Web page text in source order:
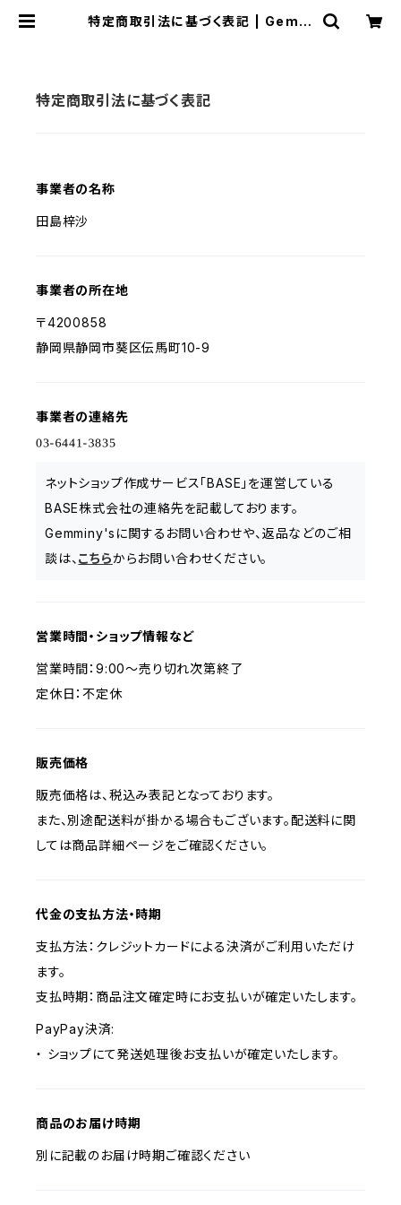
特定商取引法に基づく表記 | Gemm
特定商取引法に基づく表記
事業者の名称
田島梓沙
事業者の所在地
〒4200858
静岡県静岡市葵区伝馬町10-9
事業者の連絡先
ネットショップ作成サービス「BASE」を運営している
BASE株式会社の連絡先を記載しております。
Gemminy'sに関するお問い合わせや、返品などのご相
談は、 こちらからお問い合わせください。
営業時間・ショップ情報など
営業時間：9:00〜売り切れ次第終了
定休日：不定休
販売価格
販売価格は、税込み表記となっております。
また、別途配送料が掛かる場合もございます。配送料に関
しては商品詳細ページをご確認ください。
代金の支払方法・時期
支払方法：クレジットカードによる決済がご利用いただけ
ます。
支払時期：商品注文確定時にお支払いが確定いたします。
PayPay決済:
・ ショップにて発送処理後お支払いが確定いたします。
商品のお届け時期
別に記載のお届け時期ご確認ください